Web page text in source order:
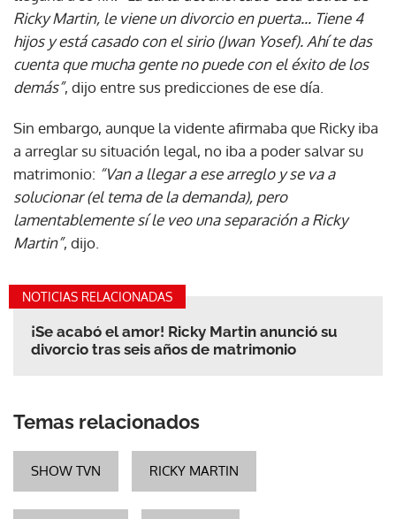
Ricky Martin, le viene un divorcio en puerta... Tiene 4
hijos y está casado con el sirio (Jwan Yosef). Ahí te das
cuenta que mucha gente no puede con el éxito de los
demás”, dijo entre sus predicciones de ese día.
Sin embargo, aunque la vidente afirmaba que Ricky iba
a arreglar su situación legal, no iba a poder salvar su
matrimonio: “Van a llegar a ese arreglo y se va a
solucionar (el tema de la demanda), pero
lamentablemente sí le veo una separación a Ricky
Martin”, dijo.
NOTICIAS RELACIONADAS
¡Se acabó el amor! Ricky Martin anunció su
divorcio tras seis años de matrimonio
Temas relacionados
SHOW TVN RICKY MARTIN